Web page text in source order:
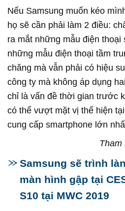
Nếu Samsung muốn kéo
họ sẽ cần phải làm 2 điều:
ra mắt những mẫu điện thoại
những mẫu điện thoại tầm
chăng mà vẫn phải có hiệu
công ty mà không áp dụng
chỉ là vấn đề thời gian trước
có thể vượt mặt vị thế hiện
cung cấp smartphone lớn
Tham
Samsung sẽ trình
màn hình gập tại
S10 tại MWC 2019